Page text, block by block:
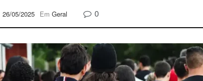
26/05/2025 Em Geral 0